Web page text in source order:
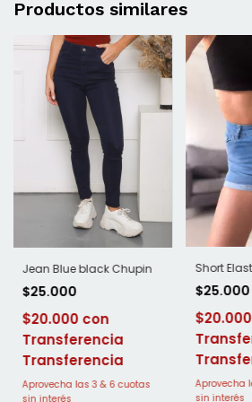
Productos similares
Jean Blue black Chupin
$25.000
$20.000
Transferencia
Short
$25.000
$20.000